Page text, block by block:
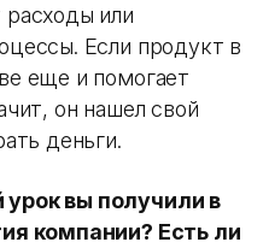
или
Если продукт в
еще и помогает
он нашел свой
деньги.
вы получили в
компании? Есть ли